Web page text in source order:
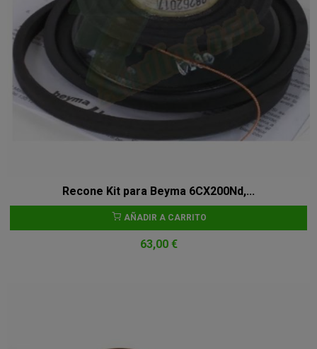
Recone Kit para Beyma 6CX200Nd,...
AÑADIR A CARRITO
63,00 €